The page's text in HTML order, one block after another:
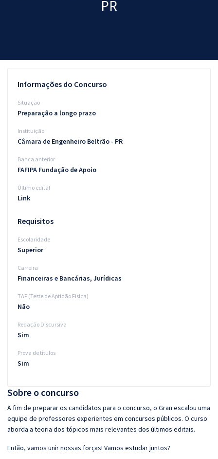
Questões grátis
Blog
Aprovados
Atendimento
PR
Sobre o concurso
A fim de preparar os candidatos para o concurso, o Gran escalou uma
equipe de professores experientes em concursos públicos. O curso
aborda a teoria dos tópicos mais relevantes dos últimos editais.
Então, vamos unir nossas forças! Vamos estudar juntos?
Informações do Concurso
Situação
Preparação a longo prazo
Instituição
Câmara de Engenheiro Beltrão - PR
Banca anterior
FAFIPA Fundação de Apoio
Último edital
Link
Requisitos
Escolaridade
Superior
Carreira
Financeiras e Bancárias, Jurídicas
TAF (Teste de Aptidão Física)
Não
Redação Discursiva
Sim
Prova de títulos
Sim